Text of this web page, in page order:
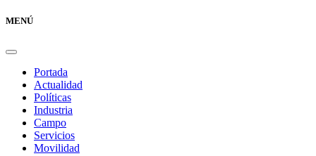
MENÚ
Portada
Actualidad
Políticas
Industria
Campo
Servicios
Movilidad